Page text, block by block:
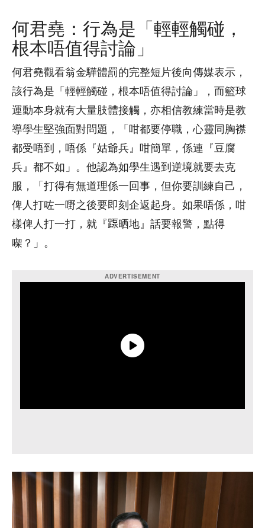
何君堯：行為是「輕輕觸碰，
根本唔值得討論」
何君堯觀看翁金驊體罰的完整短片後向傳媒表示，
該行為是「輕輕觸碰，根本唔值得討論」，而籃球
運動本身就有大量肢體接觸，亦相信教練當時是教
導學生堅強面對問題，「咁都要停職，心靈同胸襟
都受唔到，唔係『姑爺兵』咁簡單，係連『豆腐
兵』都不如」。他認為如學生遇到逆境就要去克
服，「打得有無道理係一回事，但你要訓練自己，
俾人打咗一嘢之後要即刻企返起身。如果唔係，咁
樣俾人打一打，就『𨂽晒地』話要報警，點得
㗎？」。